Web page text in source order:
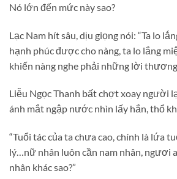
Nó lớn đến mức này sao?
Lạc Nam hít sâu, dịu giọng nói: “Ta lo
hạnh phúc được cho nàng, ta lo lắng
khiến nàng nghe phải những lời
Liễu Ngọc Thanh bất chợt xoay người
ánh mắt ngập nước nhìn lấy hắn, thổ
“Tuổi tác của ta chưa cao, chính là lứa
lý…nữ nhân luôn cần nam nhân, ngươi
nhân khác sao?”